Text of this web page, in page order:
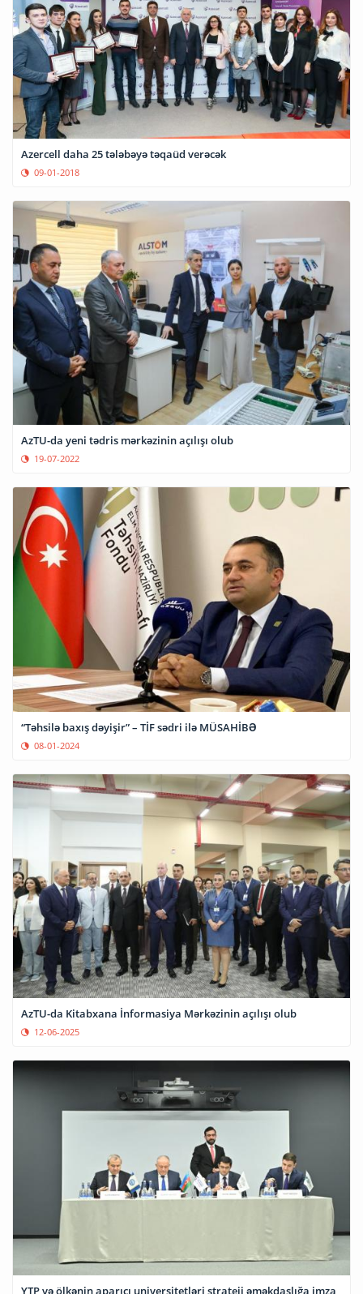
Azercell daha 25 tələbəyə təqaüd verəcək
09-01-2018
AzTU-da yeni tədris mərkəzinin açılışı olub
19-07-2022
“Təhsilə baxış dəyişir” – TİF sədri ilə MÜSAHİBƏ
08-01-2024
AzTU-da Kitabxana İnformasiya Mərkəzinin açılışı olub
12-06-2025
YTP və ölkənin aparıcı universitetləri strateji əməkdaşlığa imza